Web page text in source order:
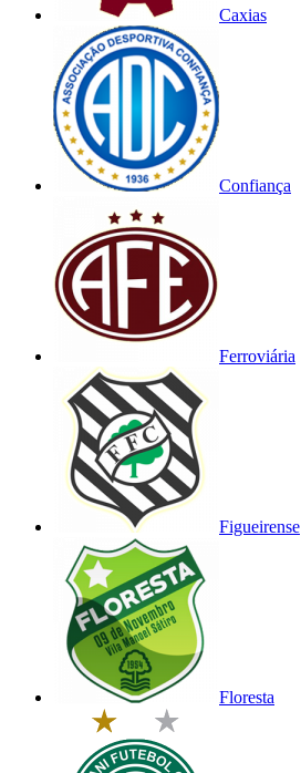
Caxias
Confiança
Ferroviária
Figueirense
Floresta